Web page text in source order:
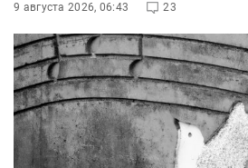
9 августа 2026, 06:43 23